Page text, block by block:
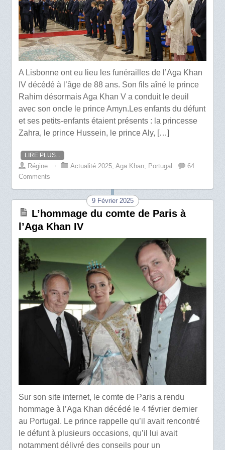
A Lisbonne ont eu lieu les funérailles de l’Aga Khan
IV décédé à l’âge de 88 ans. Son fils aîné le prince
Rahim désormais Aga Khan V a conduit le deuil
avec son oncle le prince Amyn.Les enfants du défunt
et ses petits-enfants étaient présents : la princesse
Zahra, le prince Hussein, le prince Aly, […]
LIRE PLUS...
Régine ⋅ Actualité 2025,Aga Khan, Portugal
64
Comments
9 Février 2025
L’hommage du comte de Paris à
l’Aga Khan IV
Sur son site internet, le comte de Paris a rendu
hommage à l’Aga Khan décédé le 4 février dernier
au Portugal. Le prince rappelle qu’il avait rencontré
le défunt à plusieurs occasions, qu’il lui avait
notamment délivré des conseils pour un